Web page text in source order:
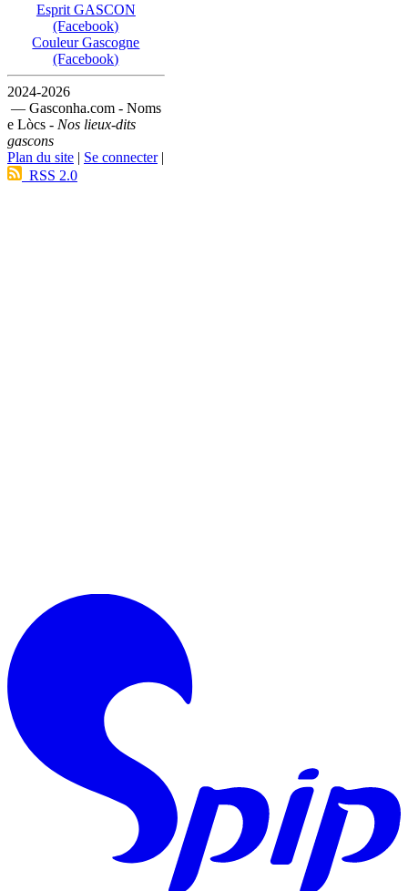
Esprit GASCON
(Facebook)
Couleur Gascogne
(Facebook)
2024-2026
— Gasconha.com - Noms
e Lòcs - Nos lieux-dits
gascons
Plan du site
Se connecter|
RSS 2.0